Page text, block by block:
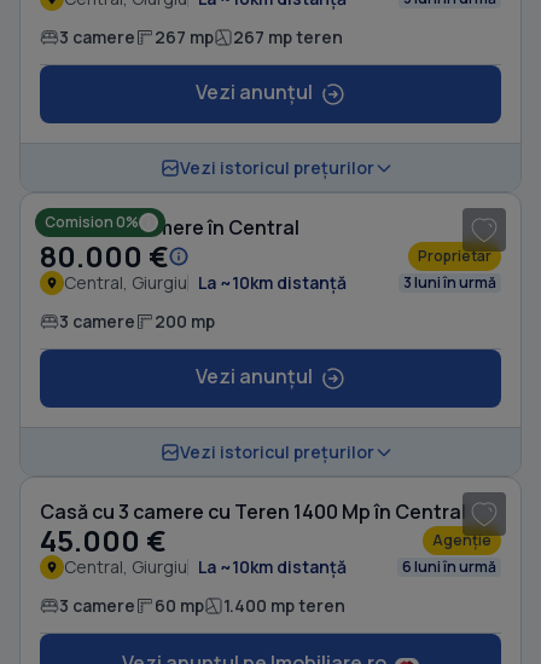
3 camere 267 mp 267 mp teren
Vezi anunțul
Vezi istoricul prețurilor
Comision 0%
Casă cu 3 camere în Central
80.000 € Proprietar
Central, Giurgiu La ~10km distanță 3 luni în urmă
3 camere 200 mp
Vezi anunțul
Vezi istoricul prețurilor
Casă cu 3 camere cu Teren 1400 Mp în Central
45.000 € Agenție
Central, Giurgiu La ~10km distanță 6 luni în urmă
3 camere 60 mp 1.400 mp teren